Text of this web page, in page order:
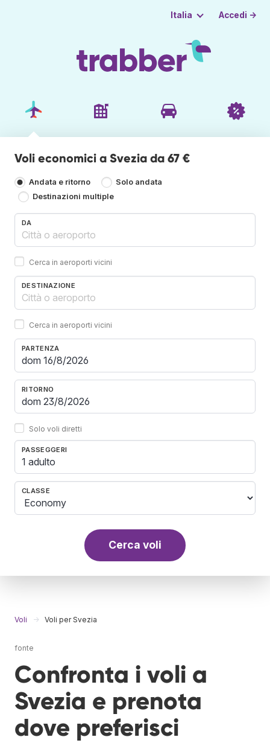
Italia Accedi →
Voli economici a Svezia da 67 €
Andata e ritorno
Solo andata
Destinazioni multiple
DA
Cerca in aeroporti vicini
DESTINAZIONE
Cerca in aeroporti vicini
PARTENZA
RITORNO
Solo voli diretti
PASSEGGERI
1 adulto
CLASSE
Cerca voli
Voli Voli per Svezia
fonte
Confronta i voli a
Svezia e prenota
dove preferisci